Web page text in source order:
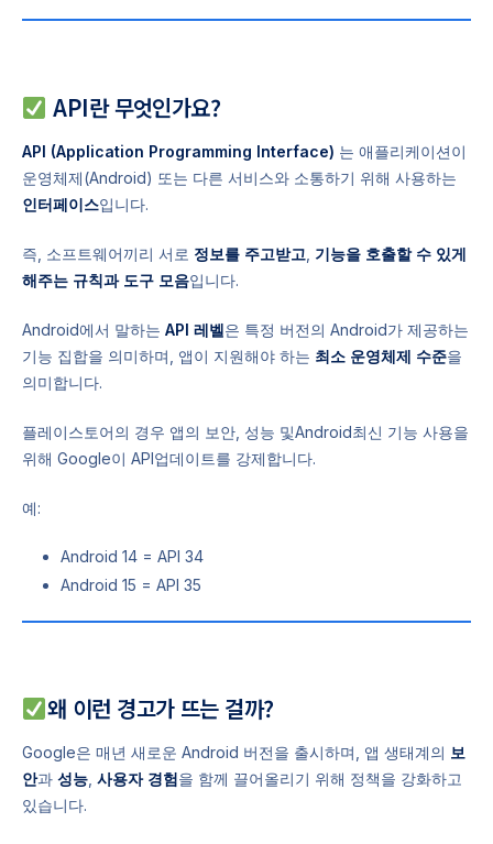
API란 무엇인가요?
API (Application Programming Interface) 는 애플리케이션이
운영체제(Android) 또는 다른 서비스와 소통하기 위해 사용하는
인터페이스입니다.
즉, 소프트웨어끼리 서로 정보를 주고받고 기능을 호출할 수 있게
해주는 규칙과 도구 모음입니다.
Android에서 말하는 API 레벨은 특정 버전의 Android가 제공하는
기능 집합을 의미하며, 앱이 지원해야 하는 최소 운영체제 수준을
의미합니다.
플레이스토어의 경우 앱의 보안, 성능 및Android최신 기능 사용을
위해 Google이 API업데이트를 강제합니다.
예:
Android 14 = API 34
Android 15 = API 35
왜 이런 경고가 뜨는 걸까?
Google은 매년 새로운 Android 버전을 출시하며, 앱 생태계의 보
안과 성능 사용자 경험을 함께 끌어올리기 위해 정책을 강화하고
있습니다.